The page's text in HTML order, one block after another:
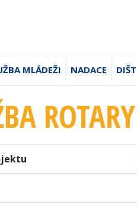
MLÁDEŽI NADACE